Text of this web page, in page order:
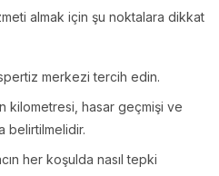
almak için şu noktalara dikkat
merkezi tercih edin.
kilometresi, hasar geçmişi ve
belirtilmelidir.
her koşulda nasıl tepki